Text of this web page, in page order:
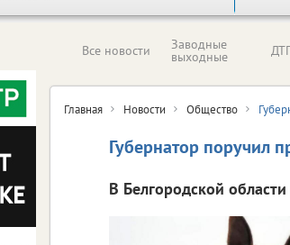
Все новости Заводные
выходные
Главная Новости Общество
Губернатор поручил
В Белгородской